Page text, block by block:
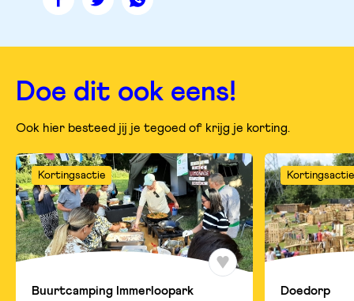
Deel
pagina
facebook
Deel
pagina
twitter
Deel
pagina
whatsapp
Doe dit ook eens!
Ook hier besteed jij je tegoed of krijg je korting.
Kortingsactie
Buurtcamping Immerloopark
Kortingsactie
Doedorp